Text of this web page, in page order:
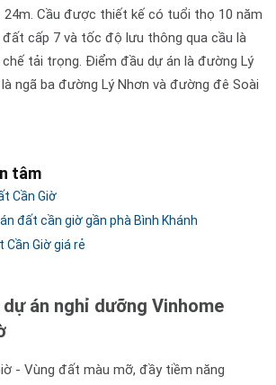
Cầu được thiết kế có tuổi thọ 10 năm
cấp 7 và tốc độ lưu thông qua cầu là
tải trọng. Điểm đầu dự án là đường Lý
ngã ba đường Lý Nhơn và đường đê Soài
tâm
Cần Giờ
đất cần giờ gần phà Bình Khánh
Giờ giá rẻ
án nghỉ dưỡng Vinhome